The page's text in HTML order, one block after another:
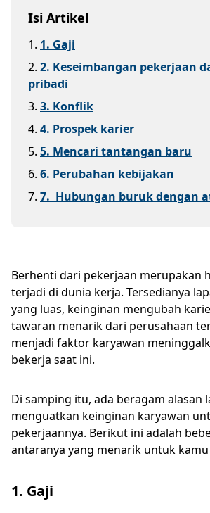
Isi Artikel
1. 1. Gaji
2. 2. Keseimbangan pekerjaan
pribadi
3. 3. Konflik
4. 4. Prospek karier
5. 5. Mencari tantangan baru
6. 6. Perubahan kebijakan
7. 7. Hubungan buruk dengan
Berhenti dari pekerjaan merupakan
terjadi di dunia kerja. Tersedianya
yang luas, keinginan mengubah
tawaran menarik dari perusahaan
menjadi faktor karyawan
bekerja saat ini.
Di samping itu, ada beragam alasan
menguatkan keinginan karyawan
pekerjaannya. Berikut ini adalah
antaranya yang menarik untuk
1. Gaji